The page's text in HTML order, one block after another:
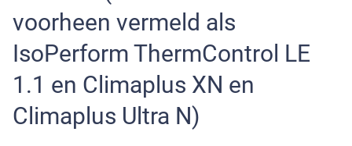
voorheen vermeld als
IsoPerform ThermControl LE
1.1 en Climaplus XN en
Climaplus Ultra N)